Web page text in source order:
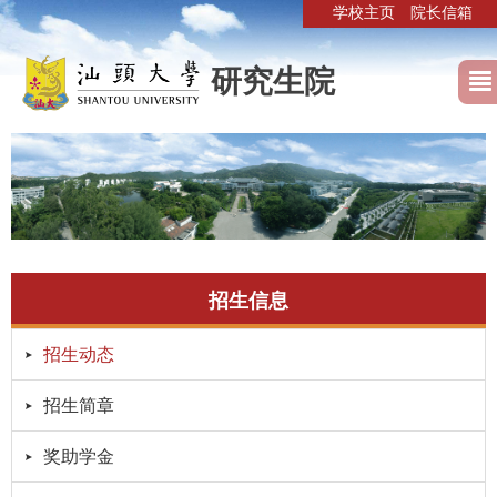
学校主页 院长信箱
研究生院
招生信息
招生动态
招生简章
奖助学金